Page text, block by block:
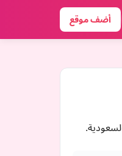
أضف موقع